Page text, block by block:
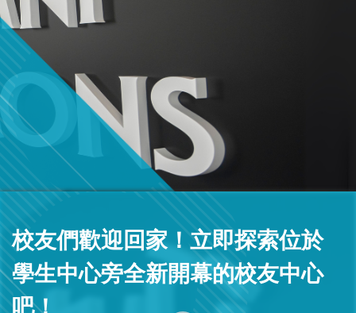
校友們歡迎回家！立即探索位於
學生中心旁全新開幕的校友中心
吧！